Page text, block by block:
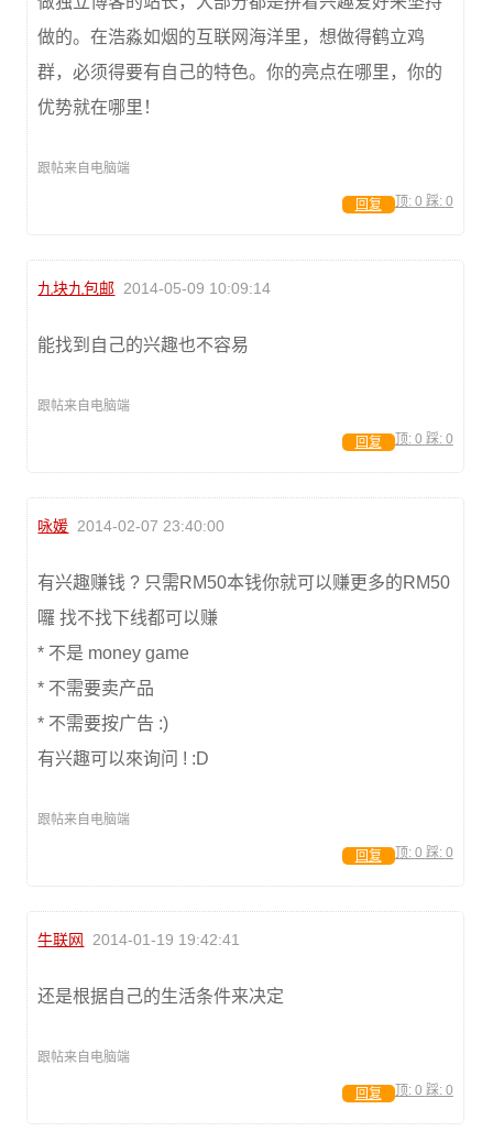
做的。在浩淼如烟的互联网海洋里，想做得鹤立鸡
群，必须得要有自己的特色。你的亮点在哪里，你的
优势就在哪里！
跟帖来自电脑端
顶: 0 踩: 0
回复
九块九包邮 2014-05-09 10:09:14
能找到自己的兴趣也不容易
跟帖来自电脑端
顶: 0 踩: 0
回复
咏媛 2014-02-07 23:40:00
有兴趣赚钱 ? 只需RM50本钱你就可以赚更多的RM50
囉 找不找下线都可以赚
* 不是 money game
* 不需要卖产品
* 不需要按广告 :)
有兴趣可以來询问 ! :D
跟帖来自电脑端
顶: 0 踩: 0
回复
牛联网 2014-01-19 19:42:41
还是根据自己的生活条件来决定
跟帖来自电脑端
顶: 0 踩: 0
回复